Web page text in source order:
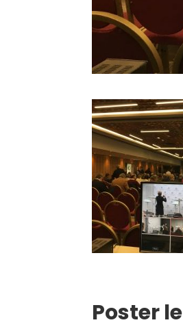
Poster